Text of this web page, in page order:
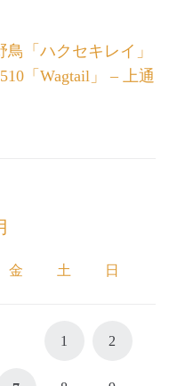
「ハクセキレイ」
「Wagtail」 – 上通
金 土 日
1 2